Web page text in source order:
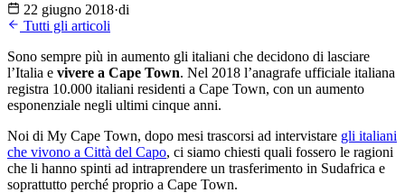
22 giugno 2018·di
Tutti gli articoli
Sono sempre più in aumento gli italiani che decidono di lasciare
l’Italia e vivere a Cape Town. Nel 2018 l’anagrafe ufficiale italiana
registra 10.000 italiani residenti a Cape Town, con un aumento
esponenziale negli ultimi cinque anni.
Noi di My Cape Town, dopo mesi trascorsi ad intervistare gli italiani
che vivono a Città del Capo, ci siamo chiesti quali fossero le ragioni
che li hanno spinti ad intraprendere un trasferimento in Sudafrica e
soprattutto perché proprio a Cape Town.